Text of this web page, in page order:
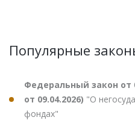
Популярные
Федеральный закон от
от 09.04.2026) "О
фондах"